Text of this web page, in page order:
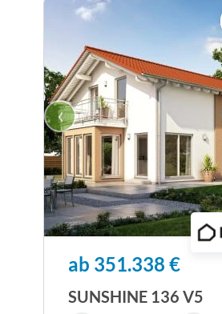
‹
ab 351.338 €
SUNSHINE 136 V5